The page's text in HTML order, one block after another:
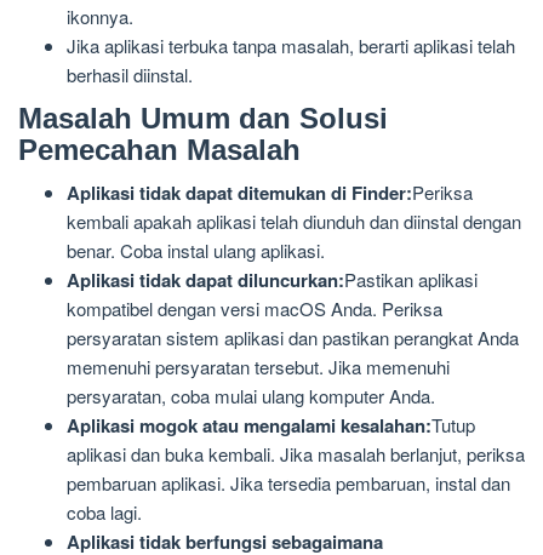
Coba luncurkan aplikasi dengan mengklik dua kali
ikonnya.
Jika aplikasi terbuka tanpa masalah, berarti aplikasi telah
berhasil diinstal.
Masalah Umum dan Solusi
Aplikasi tidak dapat ditemukan di Finder:Periksa
kembali apakah aplikasi telah diunduh dan diinstal dengan
benar. Coba instal ulang aplikasi.
Aplikasi tidak dapat diluncurkan:Pastikan aplikasi
kompatibel dengan versi macOS Anda. Periksa
persyaratan sistem aplikasi dan pastikan perangkat Anda
memenuhi persyaratan tersebut. Jika memenuhi
persyaratan, coba mulai ulang komputer Anda.
Aplikasi mogok atau mengalami kesalahan:Tutup
aplikasi dan buka kembali. Jika masalah berlanjut, periksa
pembaruan aplikasi. Jika tersedia pembaruan, instal dan
coba lagi.